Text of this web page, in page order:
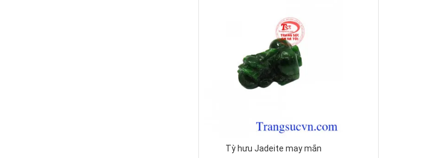
Tỳ hưu Jadeite may mắn